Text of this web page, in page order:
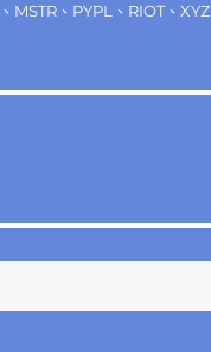
籤
、 MSTR 、 PYPL 、 RIOT、XYZ